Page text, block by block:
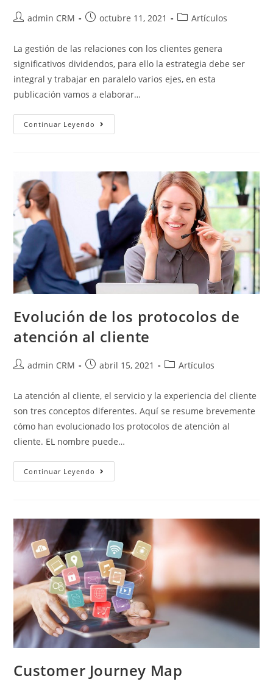
admin CRM octubre 11, 2021 Artículos
La gestión de las relaciones con los clientes genera
significativos dividendos, para ello la estrategia debe ser
integral y trabajar en paralelo varios ejes, en esta
publicación vamos a elaborar…
Continuar Leyendo
Evolución de los protocolos de
atención al cliente
admin CRM abril 15, 2021 Artículos
La atención al cliente, el servicio y la experiencia del cliente
son tres conceptos diferentes. Aquí se resume brevemente
cómo han evolucionado los protocolos de atención al
cliente. EL nombre puede…
Continuar Leyendo
Customer Journey Map